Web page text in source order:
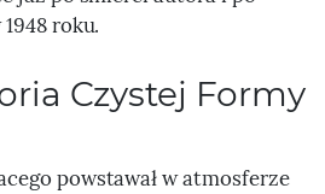
roku.
Czystej Formy
powstawał w atmosferze